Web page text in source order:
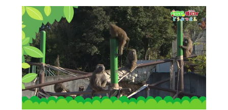
テナンス中」になり、ご利用いただけませ
ん。
ご不便をおかけいたしますが、ご了承の程
よろしくお願いいたします。